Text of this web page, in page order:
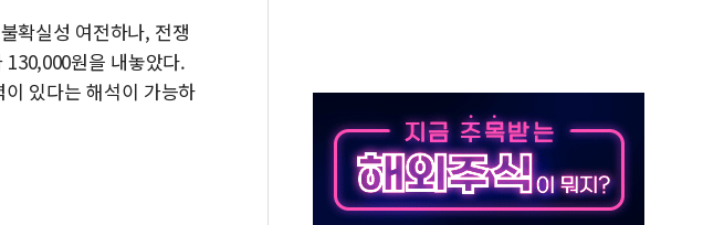
中 '항생제 개구리' 파장 확산, 식품안전 점검 강화
'엔화 방어 공조'라는 이름의 베선트식 QE..."연준에 부담 가중"
청와대 "조희대 대법원장 탄핵 공감, 사실 아니다…대법관 신속 제청 해야"
李대통령 "40도 폭염, 외신에서나 보던 일"…전방위 대응 지시
확실성 여전하나, 전쟁
원을 내놓았다.
있다는 해석이 가능하